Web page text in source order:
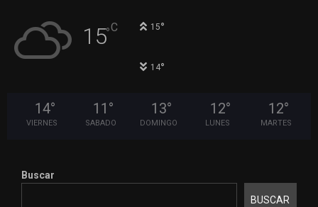
15°C 15°
14°
14°
VIERNES
11 °
SABADO
13°
DOMINGO
12°
LUNES
12°
MARTES
Buscar
BUSCAR